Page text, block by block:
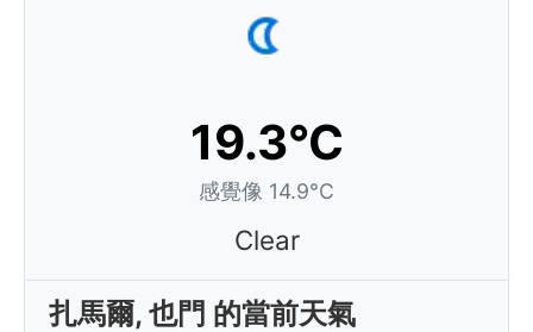
19.3°C
感覺像 14.9°C
Clear
扎馬爾, 也門 的當前天氣